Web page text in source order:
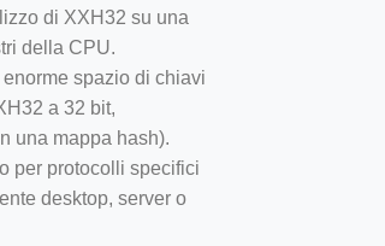
di XXH32 su una
della CPU.
spazio di chiavi
a 32 bit,
una mappa hash).
per protocolli specifici
desktop, server o